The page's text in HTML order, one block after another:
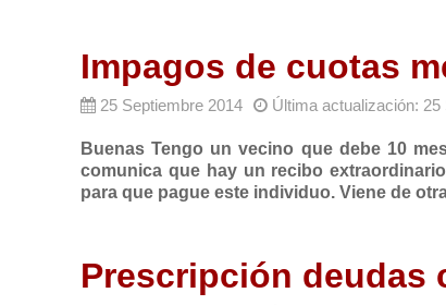
Impagos de cuotas
25 Septiembre 2014 Última actualización:
Buenas Tengo un vecino que debe 10
comunica que hay un recibo
para que pague este individuo. Viene de
Prescripción deudas